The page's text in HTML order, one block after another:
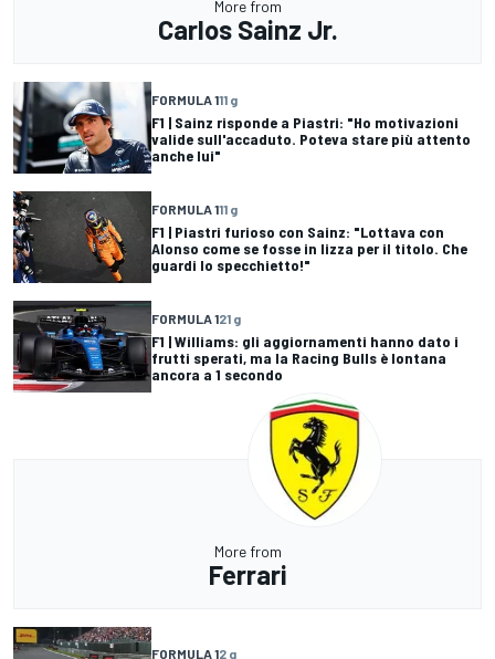
More from
Carlos Sainz Jr.
FORMULA 111 g
F1 | Sainz risponde a Piastri: "Ho motivazioni
valide sull'accaduto. Poteva stare più attento
anche lui"
FORMULA 111 g
F1 | Piastri furioso con Sainz: "Lottava con
Alonso come se fosse in lizza per il titolo. Che
guardi lo specchietto!"
FORMULA 121 g
F1 | Williams: gli aggiornamenti hanno dato i
frutti sperati, ma la Racing Bulls è lontana
ancora a 1 secondo
More from
Ferrari
FORMULA 12 g